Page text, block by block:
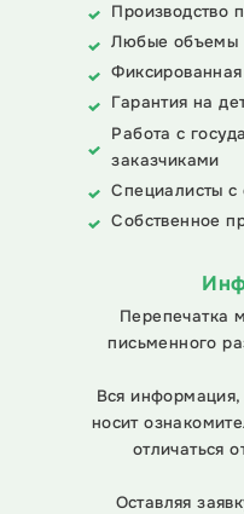
Производство
Любые объемы
Гарантия на
Работа с
заказчиками
Специалисты с
Собственное
Перепечатка
письменного
Вся
носит
отличаться
Оставляя